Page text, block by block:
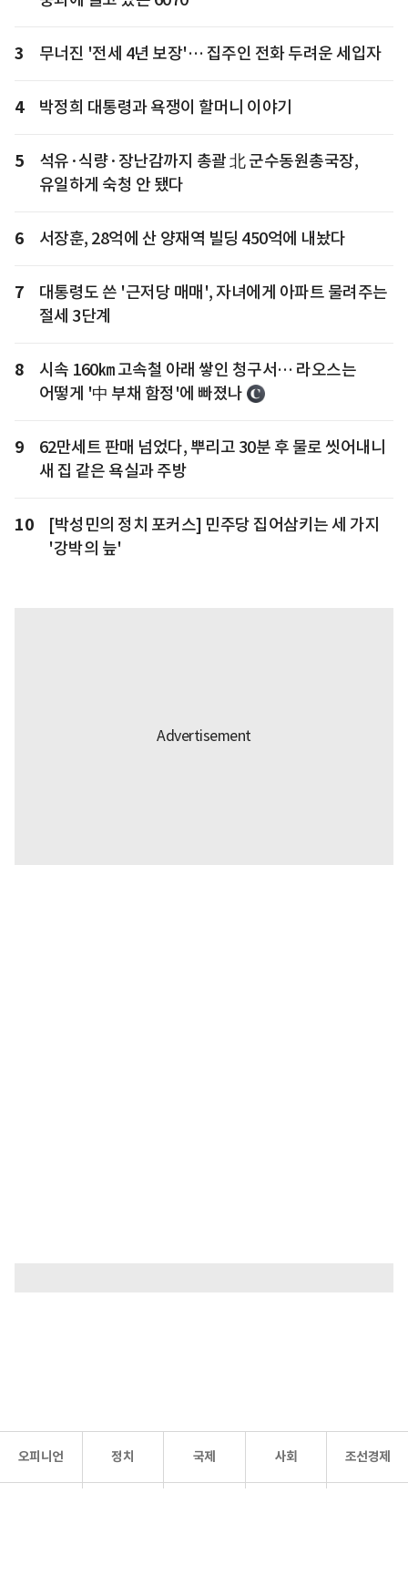
3 무너진 '전세 4년 보장'… 집주인 전화 두려운 세입자
4 박정희 대통령과 욕쟁이 할머니 이야기
5
석유·식량·장난감까지 총괄 北 군수동원총국장,
유일하게 숙청 안 됐다
6 서장훈, 28억에 산 양재역 빌딩 450억에 내놨다
7
대통령도 쓴 '근저당 매매', 자녀에게 아파트 물려주는
절세 3단계
8
시속 160㎞ 고속철 아래 쌓인 청구서… 라오스는
어떻게 '中 부채 함정'에 빠졌나
9
62만세트 판매 넘었다, 뿌리고 30분 후 물로 씻어내니
새 집 같은 욕실과 주방
10
[박성민의 정치 포커스] 민주당 집어삼키는 세 가지
'강박의 늪'
오피니언 정치 국제 사회 조선경제